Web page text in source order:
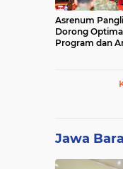
Asrenum
Dorong
Program dan
Jawa